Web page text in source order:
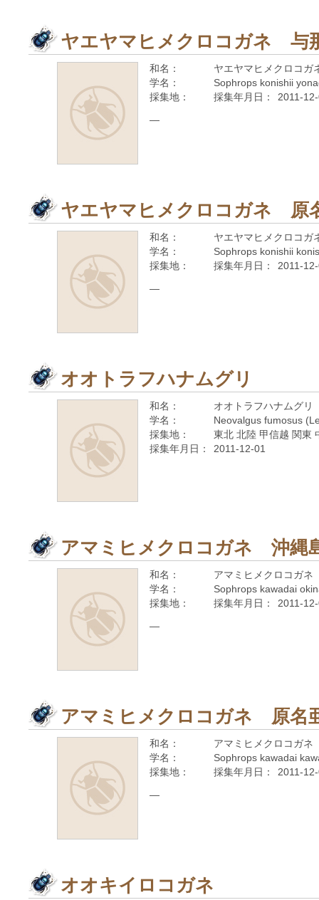
ヤエヤマヒメクロコガネ 与
和名：
ヤエヤマヒメクロコ
学名：
Sophrops konishii
採集地：
採集年月日： 2011-
—
ヤエヤマヒメクロコガネ 原
和名：
ヤエヤマヒメクロコ
学名：
Sophrops konishii
採集地：
採集年月日： 2011-
—
オオトラフハナムグリ
和名：
オオトラフハナムグリ
学名：
Neovalgus fumosus
採集地：
東北 北陸 甲信越 関東
採集年月日：
2011-12-01
アマミヒメクロコガネ 沖縄
和名：
アマミヒメクロコガ
学名：
Sophrops kawadai
採集地：
採集年月日： 2011-
—
アマミヒメクロコガネ 原名
和名：
アマミヒメクロコガ
学名：
Sophrops kawadai
採集地：
採集年月日： 2011-
—
オオキイロコガネ